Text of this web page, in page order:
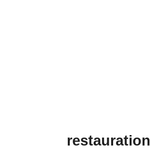
restauration